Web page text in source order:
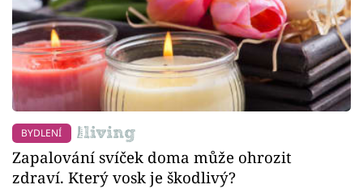
BYDLENÍ
Zapalování svíček doma může ohrozit
zdraví. Který vosk je škodlivý?